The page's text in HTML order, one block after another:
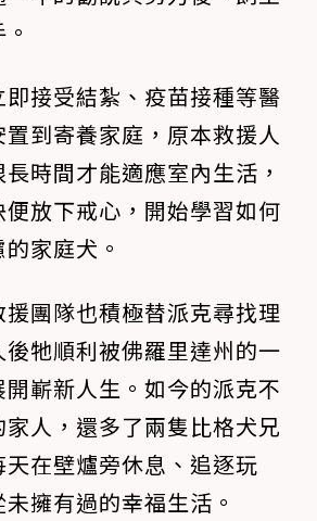
接受結紮、疫苗接種等醫
到寄養家庭，原本救援人
時間才能適應室內生活，
放下戒心，開始學習如何
家庭犬。
團隊也積極替派克尋找理
牠順利被佛羅里達州的一
嶄新人生。如今的派克不
人，還多了兩隻比格犬兄
在壁爐旁休息、追逐玩
擁有過的幸福生活。